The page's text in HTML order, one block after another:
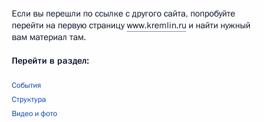
Если вы перешли по ссылке с другого сайта, попробуйте
перейти на первую страницуwww.kremlin.ru и найти нужный
вам материал там.
Перейти в раздел:
События
Структура
Видео и фото